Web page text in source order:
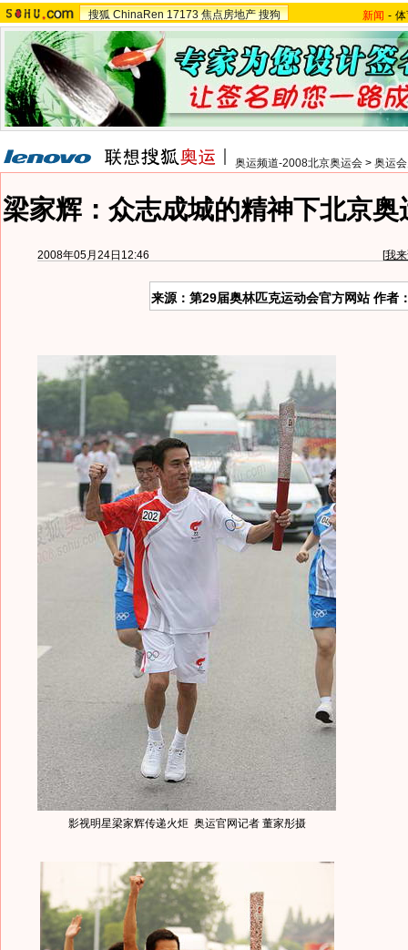
搜狐 ChinaRen 17173 焦点房地产 搜狗 新闻 -
奥运频道-2008北京奥运会 > 奥运
梁家辉：众志成城的精神下北京
2008年05月24日12:46 [我
来源：第29届奥林匹克运动会官方网站 作者
影视明星梁家辉传递火炬 奥运官网记者 董家彤摄